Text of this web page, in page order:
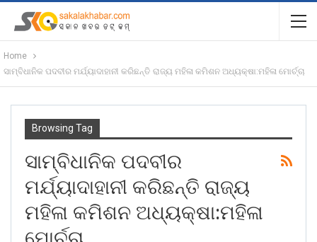
Home
ସାମ୍ବିଧାନିକ ପଦବୀର ମର୍ଯ୍ୟାଦାହାନୀ କରିଛନ୍ତି ରାଜ୍ୟ ମହିଳା କମିଶନ ଅଧ୍ୟକ୍ଷା:ମହିଳା ମୋର୍ଚ୍ଚା
Browsing Tag
ସାମ୍ବିଧାନିକ ପଦବୀର
ମର୍ଯ୍ୟାଦାହାନୀ କରିଛନ୍ତି ରାଜ୍ୟ
ମହିଳା କମିଶନ ଅଧ୍ୟକ୍ଷା:ମହିଳା